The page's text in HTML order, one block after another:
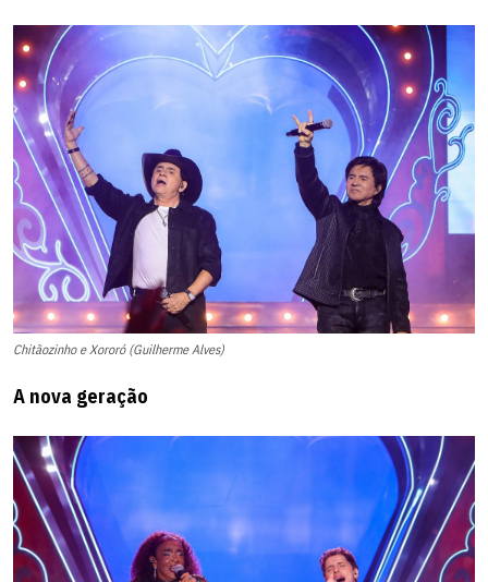
Chitãozinho e Xororó (Guilherme Alves)
A nova geração